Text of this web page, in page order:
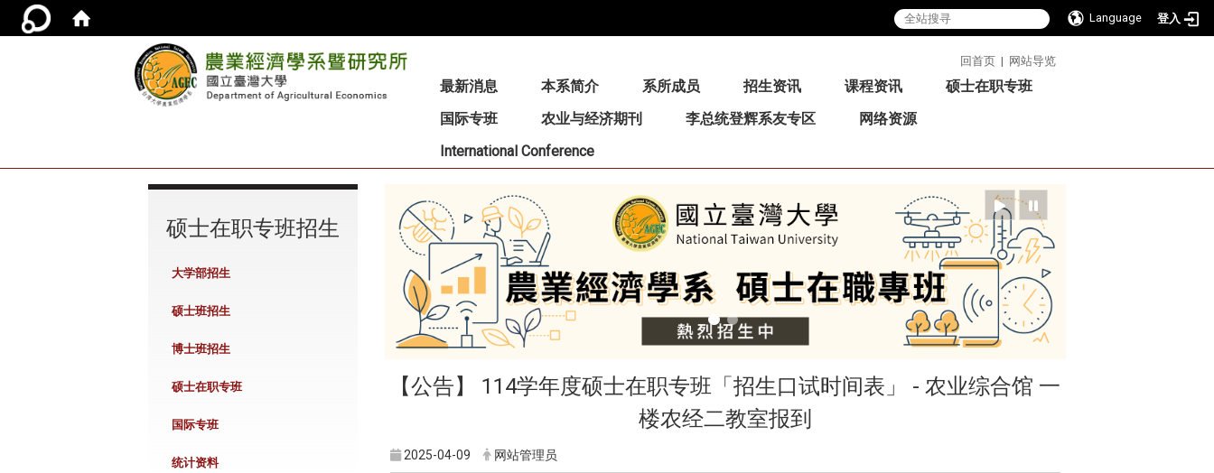
Language 登入
回首页 | 网站导览
最新消息 本系简介 系所成员 招生资讯 课程资讯
硕士在职专班
国际专班
农业与经济期刊 李总统登辉系友专区
网络资源
International Conference
硕士在职专班招生
大学部招生
硕士班招生
博士班招生
硕士在职专班
国际专班
统计资料
【公告】 114学年度硕士在职专班「招生口试时间表」 - 农业综合馆 一
楼农经二教室报到
2025-04-09 网站管理员